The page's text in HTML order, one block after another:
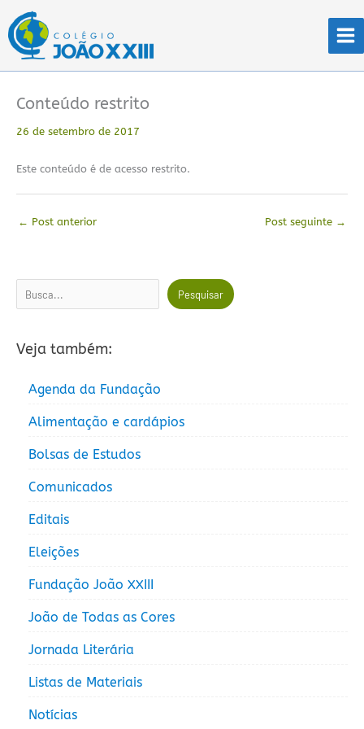
para
conteúdo
Conteúdo restrito
26 de setembro de 2017
Este conteúdo é de acesso restrito.
← Post anterior Post seguinte →
Pesquisar Pesquisar
Veja também:
Agenda da Fundação
Alimentação e cardápios
Bolsas de Estudos
Comunicados
Editais
Eleições
Fundação João XXIII
João de Todas as Cores
Jornada Literária
Listas de Materiais
Notícias